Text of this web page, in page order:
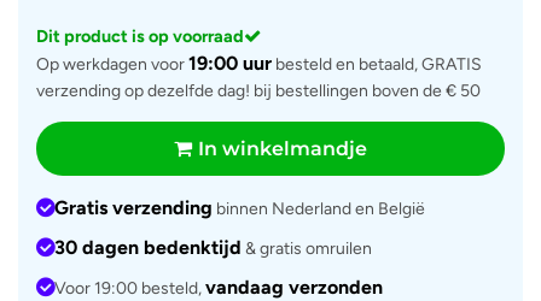
Dit product is op voorraad
Op werkdagen voor19:00 uur besteld en betaald, GRATIS
verzending op dezelfde dag! bij bestellingen boven de € 50
In winkelmandje
Gratis verzending binnen Nederland en België
30 dagen bedenktijd & gratis omruilen
Voor 19:00 besteld,vandaag verzonden